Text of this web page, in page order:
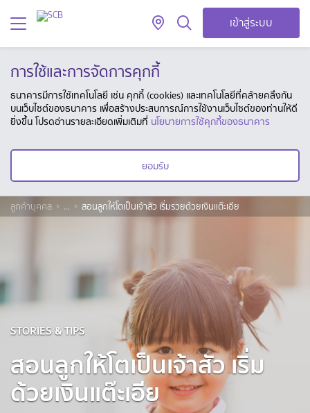
เข้าสู่ระบบ
การใช้และการจัดการคุกกี้
ธนาคารมีการใช้เทคโนโลยี เช่น คุกกี้ (cookies) และเทคโนโลยีที่คล้ายคลึงกัน
บนเว็บไซต์ของธนาคาร เพื่อสร้างประสบการณ์การใช้งานเว็บไซต์ของท่านให้ดี
ยิ่งขึ้น โปรดอ่านรายละเอียดเพิ่มเติมที่ นโยบายการใช้คุกกี้ของธนาคาร
ยอมรับ
ลูกค้าบุคคล ... สอนลูกให้โตเป็นเจ้าสัว เริ่มรวยด้วยเงินแต๊ะเอีย
STORIES & TIPS
สอนลูกให้โตเป็นเจ้าสัว เริ่ม
ด้วยเงินแต๊ะเอีย